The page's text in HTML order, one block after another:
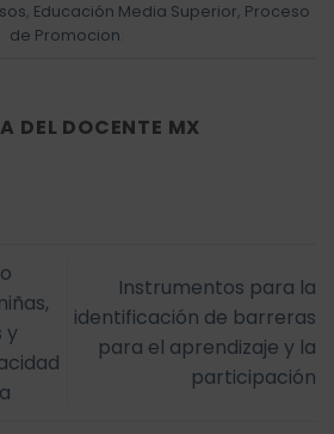
, Educación Media Superior, Proceso
de Promocion.
DEL DOCENTE MX
y
Instrumentos para la
identificación de barreras
para el aprendizaje y la
participación